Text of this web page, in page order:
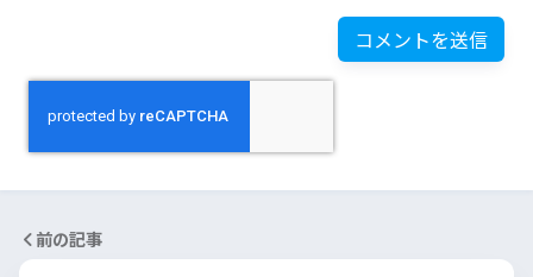
前の記事